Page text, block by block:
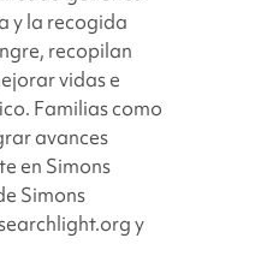
y la recogida
recopilan
vidas e
Familias como
avances
en Simons
Simons
y